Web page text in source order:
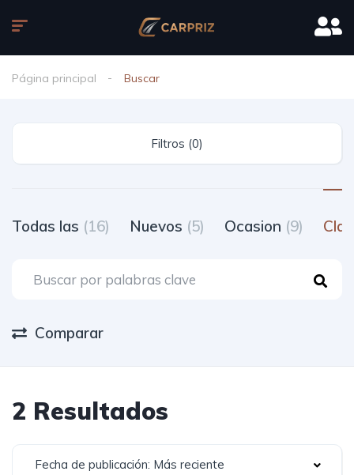
Página principal Buscar
Filtros (0)
Todas las (16) Nuevos (5) Ocasion (9)
Comparar
2 Resultados
Fecha de publicación: Más reciente